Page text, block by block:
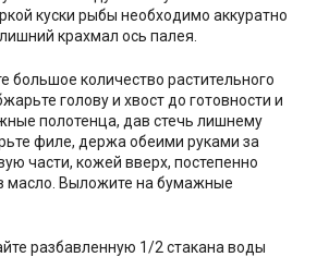
куски рыбы необходимо аккуратно
крахмал ось палея.
большое количество растительного
голову и хвост до готовности и
полотенца, дав стечь лишнему
филе, держа обеими руками за
части, кожей вверх, постепенно
масло. Выложите на бумажные
разбавленную 1/2 стакана воды